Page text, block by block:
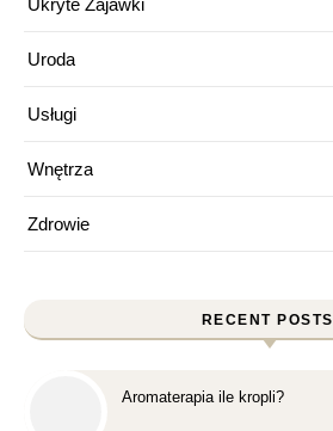
Ukryte Zajawki
Uroda
Usługi
Wnętrza
Zdrowie
RECENT POSTS
Aromaterapia ile kropli?